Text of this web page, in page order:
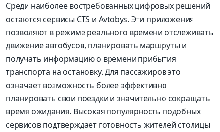
Среди наиболее востребованных цифровых решений
остаются сервисы CTS и Avtobys. Эти приложения
позволяют в режиме реального времени отслеживать
движение автобусов, планировать маршруты и
получать информацию о времени прибытия
транспорта на остановку. Для пассажиров это
означает возможность более эффективно
планировать свои поездки и значительно сокращать
время ожидания. Высокая популярность подобных
сервисов подтверждает готовность жителей столицы